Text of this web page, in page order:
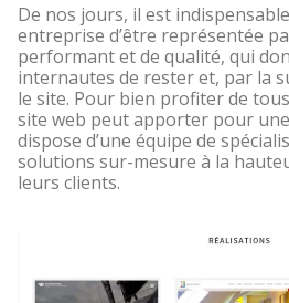
De nos jours, il est
entreprise d’être représentée
performant et de qualité, qui
internautes de rester et, par la
le site. Pour bien profiter de
site web peut apporter pour
dispose d’une équipe de
solutions sur-mesure à la
leurs clients.